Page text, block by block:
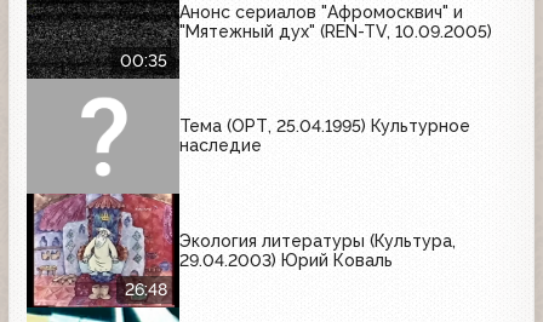
00:35
Анонс сериалов "Афромосквич" и
"Мятежный дух" (REN-TV, 10.09.2005)
Тема (ОРТ, 25.04.1995) Культурное
наследие
26:48
Экология литературы (Культура,
29.04.2003) Юрий Коваль